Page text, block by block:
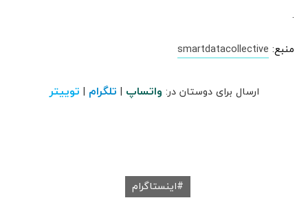
.
منبع: smartdatacollective
ارسال برای دوستان در: واتساپ | تلگرام | توییتر
اینستاگرام